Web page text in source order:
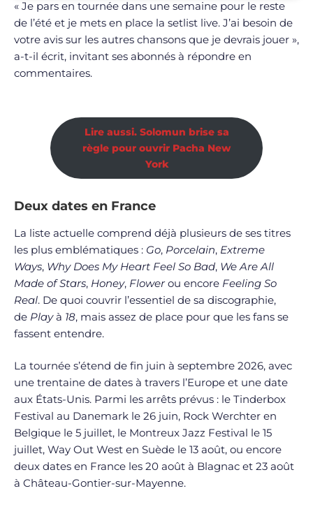
« Je pars en tournée dans une semaine pour le reste
de l’été et je mets en place la setlist live. J’ai besoin de
votre avis sur les autres chansons que je devrais jouer »,
a-t-il écrit, invitant ses abonnés à répondre en
commentaires.
Lire aussi. Solomun brise sa
règle pour ouvrir Pacha New
York
Deux dates en France
La liste actuelle comprend déjà plusieurs de ses titres
les plus emblématiques : Go, Porcelain, Extreme
Ways, Why Does My Heart Feel So Bad, We Are All
Made of Stars, Honey, Flowerou encore Feeling So
Real. De quoi couvrir l’essentiel de sa discographie,
de Playà 18, mais assez de place pour que les fans se
fassent entendre.
La tournée s’étend de fin juin à septembre 2026, avec
une trentaine de dates à travers l’Europe et une date
aux États-Unis. Parmi les arrêts prévus : le Tinderbox
Festival au Danemark le 26 juin, Rock Werchter en
Belgique le 5 juillet, le Montreux Jazz Festival le 15
juillet, Way Out West en Suède le 13 août, ou encore
deux dates en France les 20 août à Blagnac et 23 août
à Château-Gontier-sur-Mayenne.